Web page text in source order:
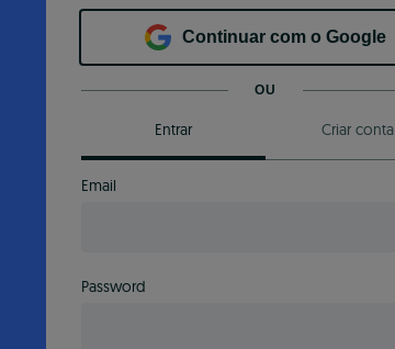
Continuar com o Google
OU
Entrar Criar conta
Email
Password